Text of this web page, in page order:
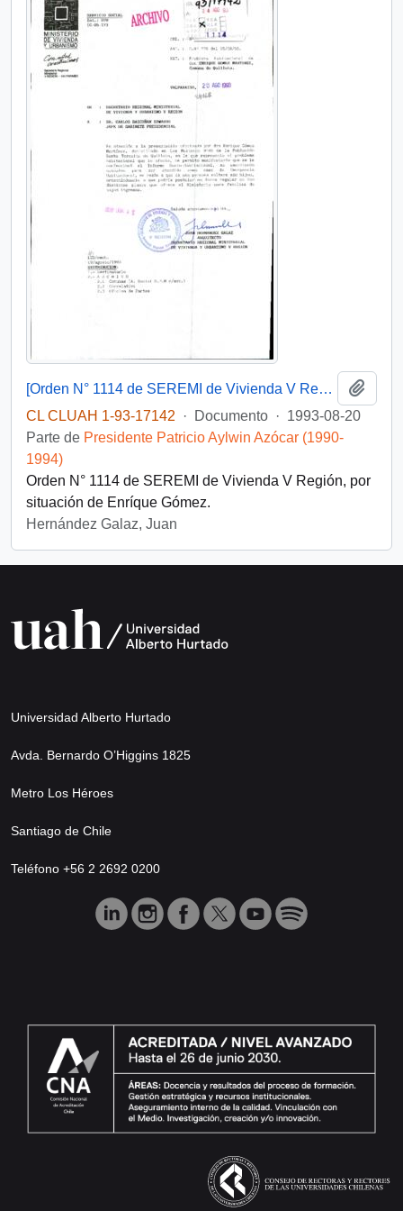
[Orden N° 1114 de SEREMI de Vivienda V Región]
CL CLUAH 1-93-17142
· Documento · 1993-08-20
Parte de Presidente Patricio Aylwin Azócar (1990-
1994)
Orden N° 1114 de SEREMI de Vivienda V Región, por
situación de Enríque Gómez.
Hernández Galaz, Juan
Universidad Alberto Hurtado
Avda. Bernardo O’Higgins 1825
Metro Los Héroes
Santiago de Chile
Teléfono +56 2 2692 0200